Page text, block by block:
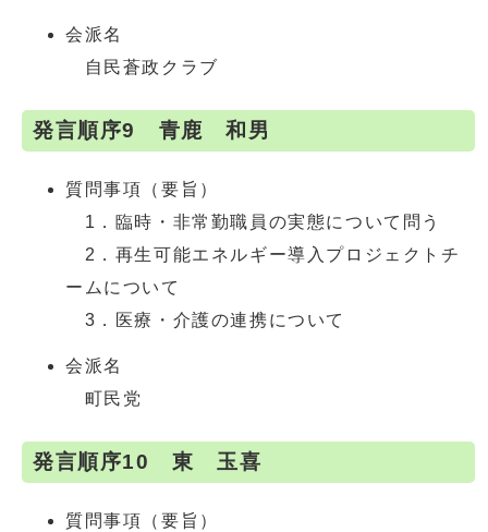
会派名
自民蒼政クラブ
発言順序9 青鹿 和男
質問事項（要旨）
1．臨時・非常勤職員の実態について問う
2．再生可能エネルギー導入プロジェクトチ
ームについて
3．医療・介護の連携について
会派名
町民党
発言順序10 東 玉喜
質問事項（要旨）